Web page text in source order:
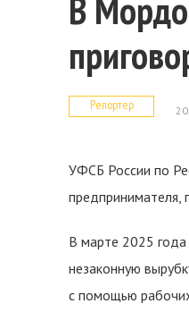
В
Репортер
УФСБ России по
предпринимателя,
В марте 2025
незаконную
с помощью